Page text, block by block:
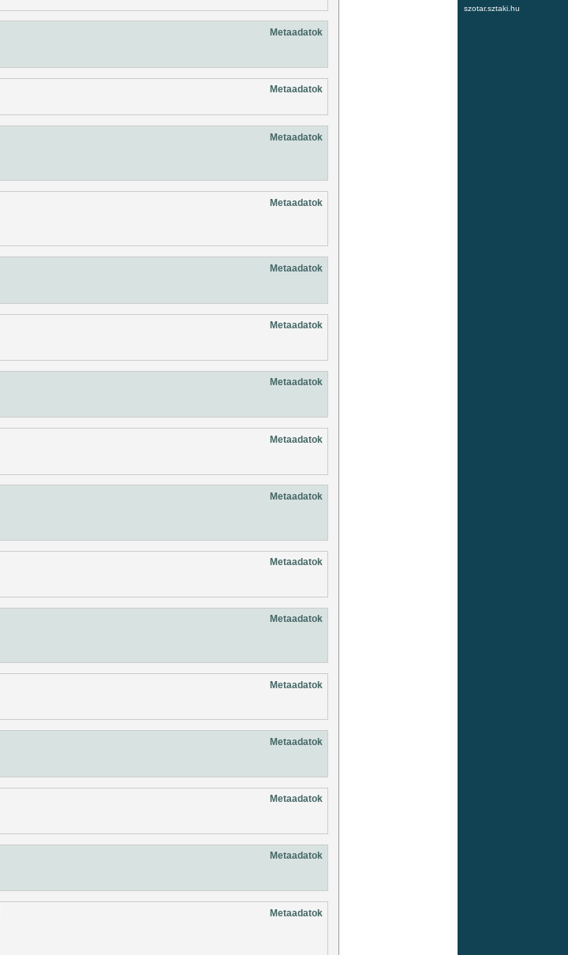
szotar.sztaki.hu
Metaadatok
Metaadatok
Metaadatok
Metaadatok
Metaadatok
Metaadatok
Metaadatok
Metaadatok
Metaadatok
Metaadatok
Metaadatok
Metaadatok
Metaadatok
Metaadatok
Metaadatok
Metaadatok